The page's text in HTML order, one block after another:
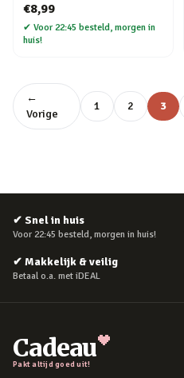
€8,99
✔ Voor 22:45 besteld, morgen in
huis!
←
Vorige
1 2 3
✔ Snel in huis
Voor 22:45 besteld, morgen in huis!
✔ Makkelijk & veilig
Betaal o.a. met iDEAL
Cadeau
Pakt altijd goed uit!